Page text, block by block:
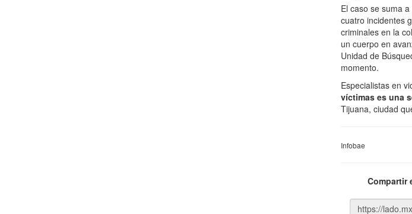
El caso se suma
cuatro incidentes
criminales en la
un cuerpo en
Unidad de
momento.
Especialistas en
víctimas es una
Tijuana, ciudad
Infobae
Compartir